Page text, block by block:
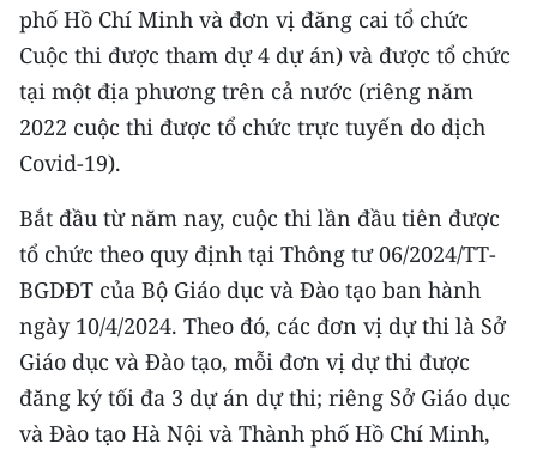
phố Hồ Chí Minh và đơn vị đăng cai tổ chức
Cuộc thi được tham dự 4 dự án) và được tổ chức
tại một địa phương trên cả nước (riêng năm
2022 cuộc thi được tổ chức trực tuyến do dịch
Covid-19).
Bắt đầu từ năm nay, cuộc thi lần đầu tiên được
tổ chức theo quy định tại Thông tư 06/2024/TT-
BGDĐT của Bộ Giáo dục và Đào tạo ban hành
ngày 10/4/2024. Theo đó, các đơn vị dự thi là Sở
Giáo dục và Đào tạo, mỗi đơn vị dự thi được
đăng ký tối đa 3 dự án dự thi; riêng Sở Giáo dục
và Đào tạo Hà Nội và Thành phố Hồ Chí Minh,